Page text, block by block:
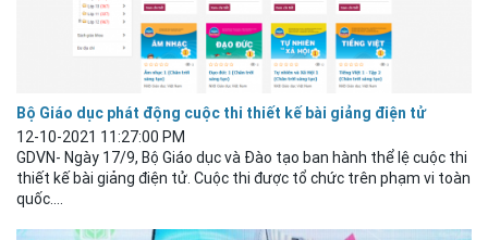
Bộ Giáo dục phát động cuộc thi thiết kế bài giảng điện tử
12-10-2021 11:27:00 PM
GDVN- Ngày 17/9, Bộ Giáo dụcvà Đào tạo ban hành thể lệ cuộc thi
thiết kế bài giảng điện tử. Cuộc thi được tổ chức trên phạm vi toàn
quốc....